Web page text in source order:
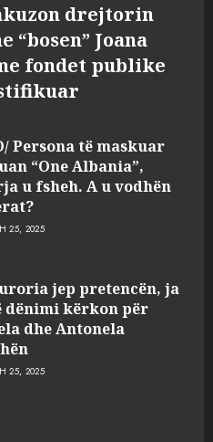
drejtorin
“bosen” Joana
fondet publike
Persona të maskuar
“One Albania”,
u fsheh. A u vodhën
25, 2025
jep pretencën, ja
dënimi kërkon për
dhe Antonela
25, 2025